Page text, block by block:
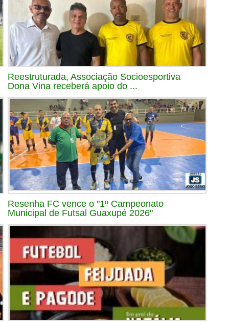
Reestruturada, Associação Socioesportiva
Dona Vina receberá apoio do ...
Resenha FC vence o "1º Campeonato
Municipal de Futsal Guaxupé 2026"